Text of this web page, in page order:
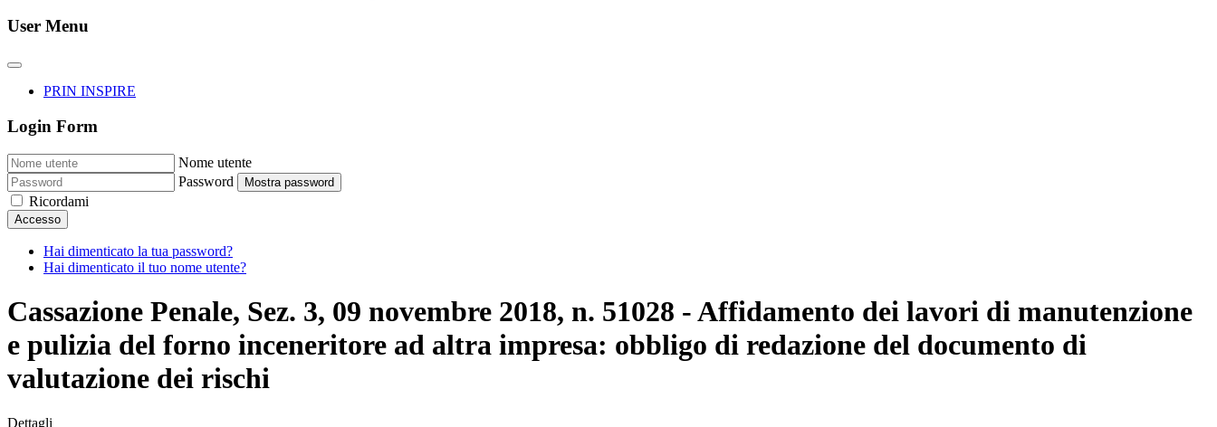
User Menu
PRIN INSPIRE
Login Form
Nome utente
Password
Mostra password
Ricordami
Accesso
Hai dimenticato la tua password?
Hai dimenticato il tuo nome utente?
Cassazione Penale, Sez. 3, 09 novembre 2018, n. 51028 - Affidamento dei lavori di manutenzione
e pulizia del forno inceneritore ad altra impresa: obbligo di redazione del documento di
valutazione dei rischi
Dettagli